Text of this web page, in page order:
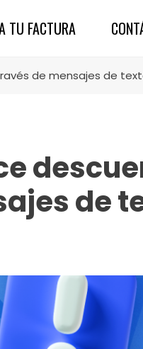
TU FACTURA
de mensajes de
de